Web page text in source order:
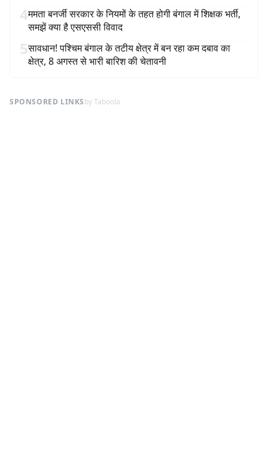
4ममता बनर्जी सरकार के नियमों के तहत होगी बंगाल में शिक्षक भर्ती,
समझें क्या है एसएससी विवाद
5सावधान! पश्चिम बंगाल के तटीय क्षेत्र में बन रहा कम दबाव का
क्षेत्र, 8 अगस्त से भारी बारिश की चेतावनी
SPONSORED LINKSby Taboola